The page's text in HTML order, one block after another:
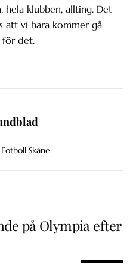
hela klubben, allting. Det
att vi bara kommer gå
för det.
Skåne
på Olympia efter